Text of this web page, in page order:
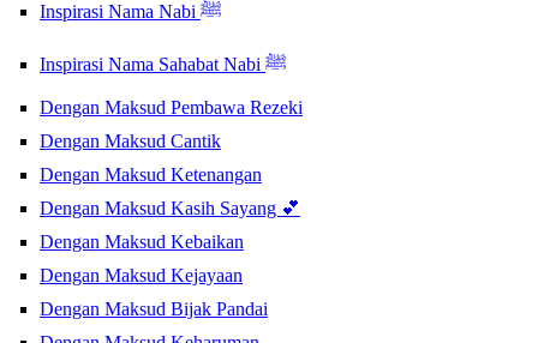
Inspirasi Nama Nabi ﷺ
Inspirasi Nama Sahabat Nabi ﷺ
Dengan Maksud Pembawa Rezeki
Dengan Maksud Cantik
Dengan Maksud Ketenangan
Dengan Maksud Kasih Sayang 💕
Dengan Maksud Kebaikan
Dengan Maksud Kejayaan
Dengan Maksud Bijak Pandai